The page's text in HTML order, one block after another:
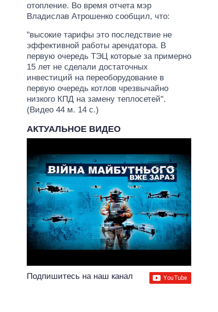
отопление. Во время отчета мэр
Владислав Атрошенко сообщил, что:
"высокие тарифы это последствие не
эффективной работы арендатора. В
первую очередь ТЭЦ которые за примерно
15 лет не сделали достаточных
инвестиций на переоборудование в
первую очередь котлов чрезвычайно
низкого КПД на замену теплосетей".
(Видео 44 м. 14 с.)
АКТУАЛЬНОЕ ВИДЕО
Подпишитесь на наш канал